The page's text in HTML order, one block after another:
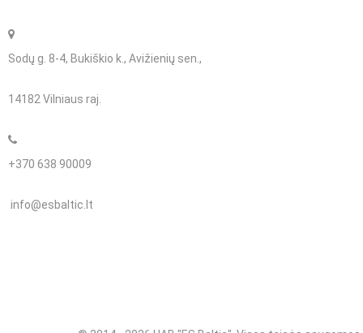
Sodų g. 8-4, Bukiškio k., Avižienių sen.,
14182 Vilniaus raj.
+370 638 90009
info@esbaltic.lt